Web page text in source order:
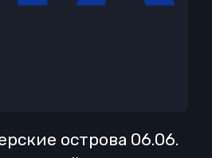
острова 06.06.